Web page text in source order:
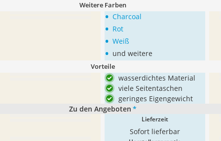
Weitere Farben
• Charcoal
• Rot
• Weiß
• und weitere
Vorteile
wasserdichtes Material
viele Seitentaschen
geringes Eigengewicht
Zu den Angeboten *
Lieferzeit
Sofort lieferbar